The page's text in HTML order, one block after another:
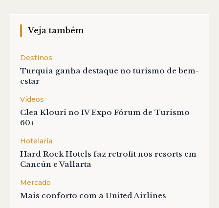
Veja também
Destinos
Turquia ganha destaque no turismo de bem-
estar
Vídeos
Clea Klouri no IV Expo Fórum de Turismo
60+
Hotelaria
Hard Rock Hotels faz retrofit nos resorts em
Cancún e Vallarta
Mercado
Mais conforto com a United Airlines